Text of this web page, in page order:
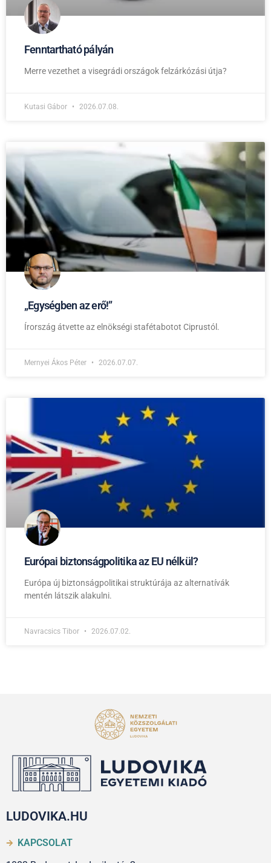
Fenntartható pályán
Merre vezethet a visegrádi országok felzárkózási útja?
Kutasi Gábor 2026.07.08.
„Egységben az erő!”
Írország átvette az elnökségi stafétabotot Ciprustól.
Mernyei Ákos Péter 2026.07.07.
Európai biztonságpolitika az EU nélkül?
Európa új biztonságpolitikai struktúrája az alternatívák
mentén látszik alakulni.
Navracsics Tibor 2026.07.02.
LUDOVIKA.HU
KAPCSOLAT